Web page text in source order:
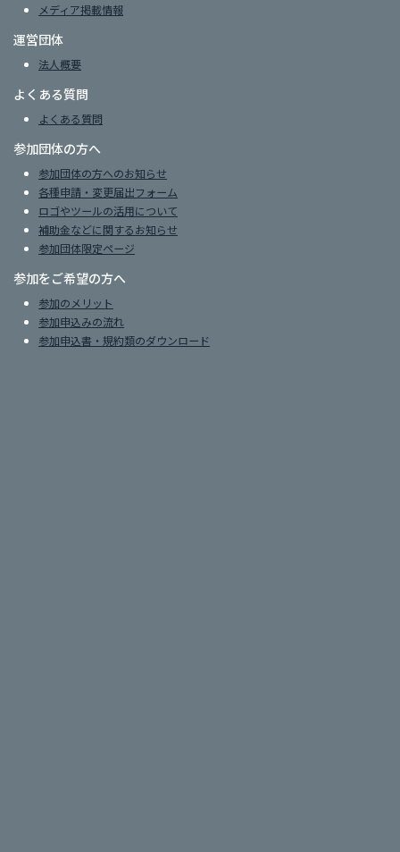
メディア掲載情報
運営団体
法人概要
よくある質問
よくある質問
参加団体の方へ
参加団体の方へのお知らせ
各種申請・変更届出フォーム
ロゴやツールの活用について
補助金などに関するお知らせ
参加団体限定ページ
参加をご希望の方へ
参加のメリット
参加申込みの流れ
参加申込書・規約類のダウンロード